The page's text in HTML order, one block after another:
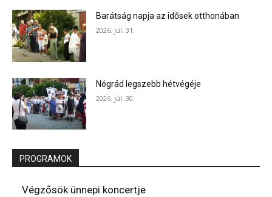
Barátság napja az idősek otthonában
2026. júl. 31.
Nógrád legszebb hétvégéje
2026. júl. 30.
PROGRAMOK
Végzősök ünnepi koncertje